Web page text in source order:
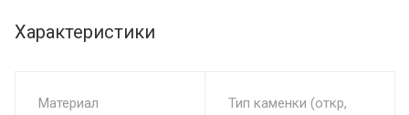
каменку (М2) позволяет провести более быструю ревизию
камней, подавать воду на камни, не используя
Характеристики
Материал
Тип каменки (откр,